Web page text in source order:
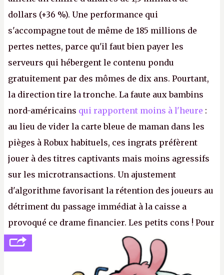
dollars (+36 %). Une performance qui
s'accompagne tout de même de 185 millions de
pertes nettes, parce qu'il faut bien payer les
serveurs qui hébergent le contenu pondu
gratuitement par des mômes de dix ans. Pourtant,
la direction tire la tronche. La faute aux bambins
nord-américains qui rapportent moins à l'heure :
au lieu de vider la carte bleue de maman dans les
pièges à Robux habituels, ces ingrats préfèrent
jouer à des titres captivants mais moins agressifs
sur les microtransactions. Un ajustement
d'algorithme favorisant la rétention des joueurs au
détriment du passage immédiat à la caisse a
provoqué ce drame financier. Les petits cons ! Pour
se consoler, le PDG David Baszucki peut compter
sur le déblocage du jeu en Russie et l'explosion des
joueurs majeurs (+32 %). L'avenir appartient donc